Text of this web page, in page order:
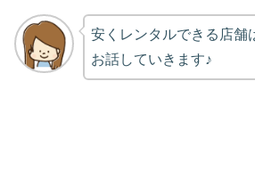
安くレンタルできる店舗
お話していきます♪